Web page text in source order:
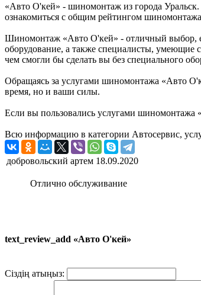
«Авто О'кей» - шиномонтаж из города
ознакомиться с общим рейтингом
Шиномонтаж «Авто О'кей» - отличный выбор,
оборудование, а также специалисты, умеющие
чем смогли бы сделать вы без специального
Обращаясь за услугами шиномонтажа «Авто
время, но и ваши силы.
Если вы пользовались услугами шиномонтажа
Всю информацию в категории Автосервис,
добровольский артем 18.09.2020
Отлично обслуживание
text_review_add «Авто О'кей»
Сіздің атыңыз: